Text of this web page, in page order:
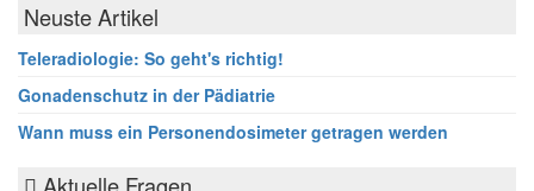
Neuste Artikel
Teleradiologie: So geht's richtig!
Gonadenschutz in der Pädiatrie
Wann muss ein Personendosimeter getragen werden